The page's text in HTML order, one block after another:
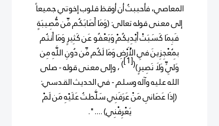
المعاصي، فأحببتُ أن أوقظ قلوب إخوتي جميعاً
إلى معنى قوله تعالى: (وَمَا أَصَابَكُم مِّن مُّصِيبَةٍ
فَبِمَا كَسَبَتْ أَيْدِيكُمْ وَيَعْفُو عَن كَثِيرٍ وَمَا أَنتُم
بِمُعْجِزِينَ فِي الْأَرْضِ وَمَا لَكُم مِّن دُونِاللَّهِ مِن
وَلِيٍّ وَلَا نَصِيرٍ)(
[1]
)،وإلى معنى قوله - صلى
الله عليه وآله وسلم - في الحديث القدسي:
(إذَا عَصَانِى مَنْ عَرَفَنِي سَلَّطتُ عَلَيْهِ مَن لَمْ
يَعْرِفْنِي) ....".